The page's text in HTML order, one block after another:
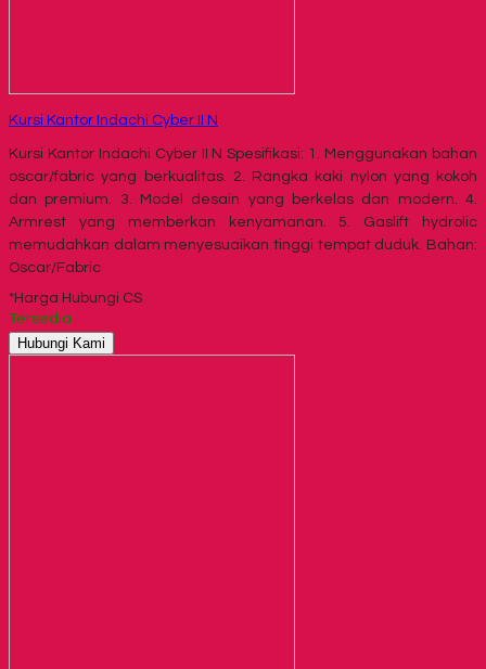
Kursi Kantor Indachi Cyber II N
Kursi Kantor Indachi Cyber II N Spesifikasi: 1. Menggunakan bahan
oscar/fabric yang berkualitas. 2. Rangka kaki nylon yang kokoh
dan premium. 3. Model desain yang berkelas dan modern. 4.
Armrest yang memberkan kenyamanan. 5. Gaslift hydrolic
memudahkan dalam menyesuaikan tinggi tempat duduk. Bahan:
Oscar/Fabric
*Harga Hubungi CS
Tersedia
Hubungi Kami